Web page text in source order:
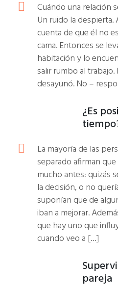
Cuándo una relación
Un ruido la
cuenta de que él no
cama. Entonces se
habitación y lo
salir rumbo al
desayunó. No –
¿Es
La mayoría de las
separado afirman
mucho antes: quizás
la decisión, o no
suponían que de
iban a mejorar.
que hay uno que
cuando veo a […]
pareja